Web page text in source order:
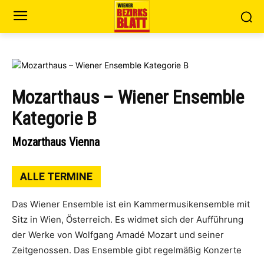
Mozarthaus – Wiener Ensemble
Kategorie B
Mozarthaus Vienna
ALLE TERMINE
Das Wiener Ensemble ist ein Kammermusikensemble mit
Sitz in Wien, Österreich. Es widmet sich der Aufführung
der Werke von Wolfgang Amadé Mozart und seiner
Zeitgenossen. Das Ensemble gibt regelmäßig Konzerte